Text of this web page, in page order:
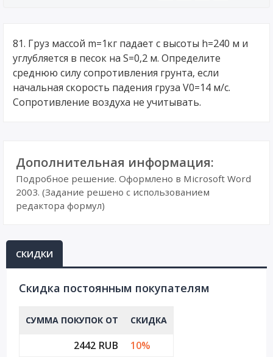
81. Груз массой m=1кг падает с высоты h=240 м и
углубляется в песок на S=0,2 м. Определите
среднюю силу сопротивления грунта, если
начальная скорость падения груза V0=14 м/с.
Сопротивление воздуха не учитывать.
Дополнительная информация:
Подробное решение. Оформлено в Microsoft Word
2003. (Задание решено с использованием
редактора формул)
СКИДКИ
Cкидка постоянным покупателям
СУММА ПОКУПОК ОТ СКИДКА
2442 RUB
10%